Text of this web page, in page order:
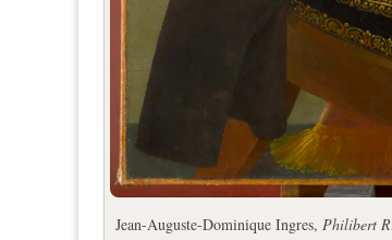
Jean-Auguste-Dominique Ingres, Philibert